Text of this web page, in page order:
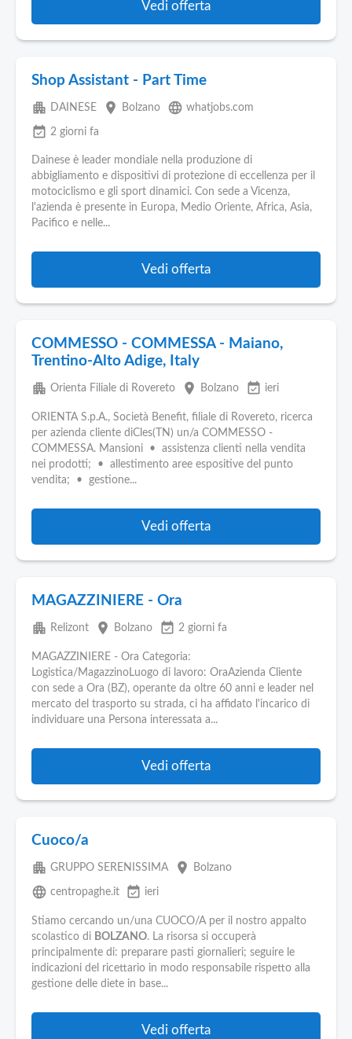
Vedi offerta
Shop Assistant - Part Time
apartment DAINESE place Bolzano language whatjobs.com
event_available 2 giorni fa
Dainese è leader mondiale nella produzione di
abbigliamento e dispositivi di protezione di eccellenza per il
motociclismo e gli sport dinamici. Con sede a Vicenza,
l'azienda è presente in Europa, Medio Oriente, Africa, Asia,
Pacifico e nelle...
Vedi offerta
COMMESSO - COMMESSA - Maiano,
Trentino-Alto Adige, Italy
apartment Orienta Filiale di Rovereto place Bolzano event_available ieri
ORIENTA S.p.A., Società Benefit, filiale di Rovereto, ricerca
per azienda cliente diCles(TN) un/a COMMESSO -
COMMESSA. Mansioni • assistenza clienti nella vendita
nei prodotti; • allestimento aree espositive del punto
vendita; • gestione...
Vedi offerta
MAGAZZINIERE - Ora
apartment Relizont place Bolzano event_available 2 giorni fa
MAGAZZINIERE - Ora Categoria:
Logistica/MagazzinoLuogo di lavoro: OraAzienda Cliente
con sede a Ora (BZ), operante da oltre 60 anni e leader nel
mercato del trasporto su strada, ci ha affidato l'incarico di
individuare una Persona interessata a...
Vedi offerta
Cuoco/a
apartment GRUPPO SERENISSIMA place Bolzano
language centropaghe.it event_available ieri
Stiamo cercando un/una CUOCO/A per il nostro appalto
scolastico di BOLZANO. La risorsa si occuperà
principalmente di: preparare pasti giornalieri; seguire le
indicazioni del ricettario in modo responsabile rispetto alla
gestione delle diete in base...
Vedi offerta